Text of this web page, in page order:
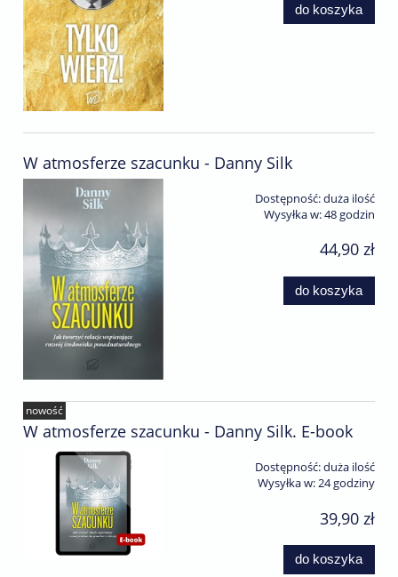
do koszyka
W atmosferze szacunku - Danny Silk
Dostępność:duża ilość
Wysyłka w:48 godzin
44,90 zł
do koszyka
W atmosferze szacunku - Danny Silk. E-book
Dostępność:duża ilość
Wysyłka w:24 godziny
39,90 zł
do koszyka
nowość